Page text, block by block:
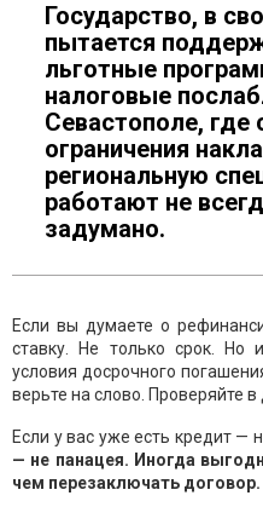
Государство, в
пытается
льготные
налоговые
Севастополе, где
ограничения
региональную
работают не
задумано.
Если вы думаете о
ставку. Не только срок. Но
условия досрочного
верьте на слово. Проверяйте в
Если у вас уже есть кредит —
— не панацея. Иногда
чем перезаключать договор.